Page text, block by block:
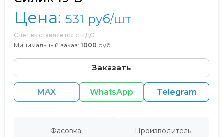
Цена: 531 руб/шт
Счет выставляется с НДС
Минимальный заказ: 1000 руб.
Заказать
MAX WhatsApp Telegram
Фасовка:
Производитель: